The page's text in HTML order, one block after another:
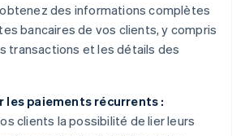
obtenez des informations complètes
bancaires de vos clients, y compris
transactions et les détails des
les paiements récurrents :
clients la possibilité de lier leurs